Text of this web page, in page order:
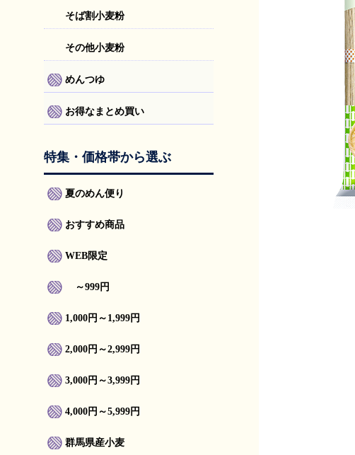
そば割小麦粉
その他小麦粉
めんつゆ
お得なまとめ買い
特集・価格帯から選ぶ
夏のめん便り
おすすめ商品
WEB限定
～999円
1,000円～1,999円
2,000円～2,999円
3,000円～3,999円
4,000円～5,999円
群馬県産小麦